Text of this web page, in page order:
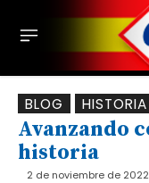
BLOG HISTORIA
Avanzando
historia
2 de noviembre de 2022